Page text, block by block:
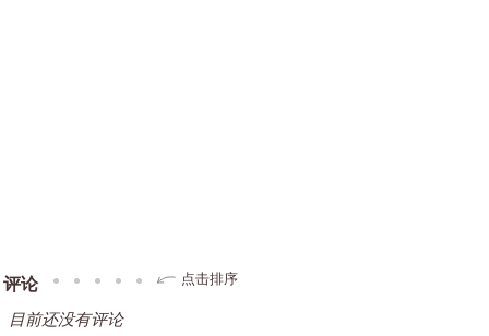
评论 点击排序
目前还没有评论